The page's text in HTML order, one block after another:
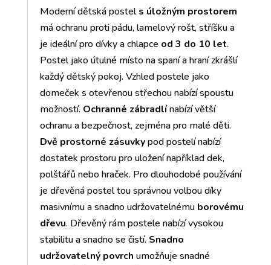
Moderní dětská postels úložným prostorem
má ochranu proti pádu, lamelový rošt, stříšku a
je ideální pro dívky a chlapce od 3 do 10 let.
Postel jako útulné místo na spaní a hraní zkrášlí
každý dětský pokoj. Vzhled postele jako
domeček s otevřenou střechou nabízí spoustu
možností. Ochranné zábradlínabízí větší
ochranu a bezpečnost, zejména pro malé děti.
Dvě prostorné zásuvkypod postelí nabízí
dostatek prostoru pro uložení například dek,
polštářů nebo hraček. Pro dlouhodobé používání
je dřevěná postel tou správnou volbou díky
masivnímu a snadno udržovatelnému borovému
dřevu. Dřevěný rám postele nabízí vysokou
stabilitu a snadno se čistí. Snadno
udržovatelný povrch umožňuje snadné